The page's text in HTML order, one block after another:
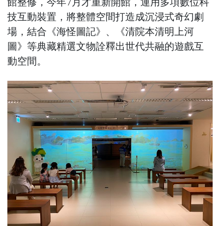
技互動裝置，將整體空間打造成沉浸式奇幻劇
場，結合《海怪圖記》、《清院本清明上河
圖》等典藏精選文物詮釋出世代共融的遊戲互
動空間。